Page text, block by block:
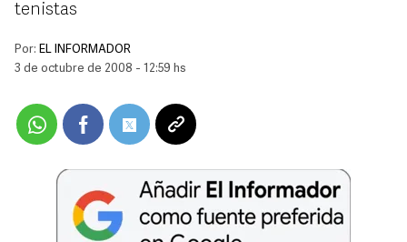
tenistas
Por: EL INFORMADOR
3 de octubre de 2008 - 12:59 hs